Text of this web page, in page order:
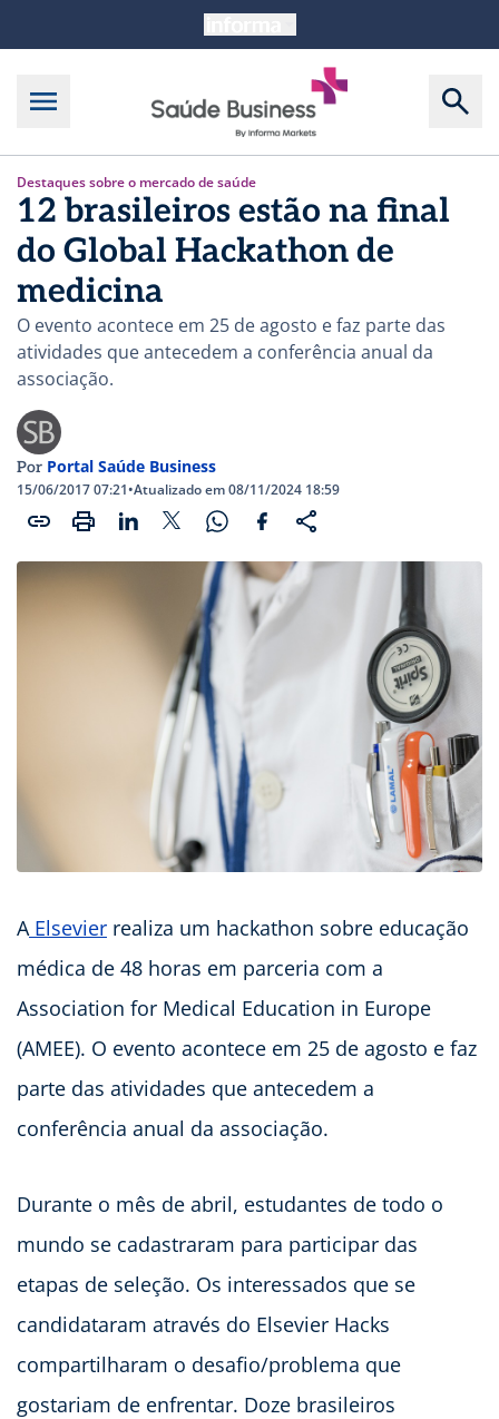
Destaques sobre o mercado de saúde
12 brasileiros estão na final
do Global Hackathon de
medicina
O evento acontece em 25 de agosto e faz parte das
atividades que antecedem a conferência anual da
associação.
Por Portal Saúde Business
15/06/2017 07:21•Atualizado em 08/11/2024 18:59
A Elsevier realiza um hackathon sobre educação
médica de 48 horas em parceria com a
Association for Medical Education in Europe
(AMEE). O evento acontece em 25 de agosto e faz
parte das atividades que antecedem a
conferência anual da associação.
Durante o mês de abril, estudantes de todo o
mundo se cadastraram para participar das
etapas de seleção. Os interessados que se
candidataram através do Elsevier Hacks
compartilharam o desafio/problema que
gostariam de enfrentar. Doze brasileiros